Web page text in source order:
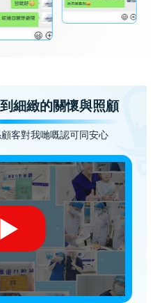
細緻的關懷與照顧
客對我哋嘅認可同安心